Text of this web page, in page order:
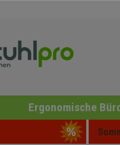
Ergonomische